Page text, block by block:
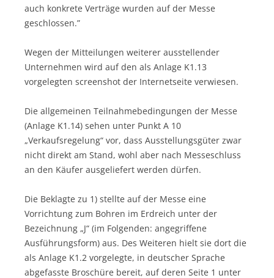
auch konkrete Verträge wurden auf der Messe
geschlossen.”
Wegen der Mitteilungen weiterer ausstellender
Unternehmen wird auf den als Anlage K1.13
vorgelegten screenshot der Internetseite verwiesen.
Die allgemeinen Teilnahmebedingungen der Messe
(Anlage K1.14) sehen unter Punkt A 10
„Verkaufsregelung“ vor, dass Ausstellungsgüter zwar
nicht direkt am Stand, wohl aber nach Messeschluss
an den Käufer ausgeliefert werden dürfen.
Die Beklagte zu 1) stellte auf der Messe eine
Vorrichtung zum Bohren im Erdreich unter der
Bezeichnung „J“ (im Folgenden: angegriffene
Ausführungsform) aus. Des Weiteren hielt sie dort die
als Anlage K1.2 vorgelegte, in deutscher Sprache
abgefasste Broschüre bereit, auf deren Seite 1 unter